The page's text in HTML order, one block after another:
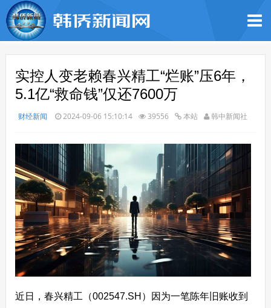
实控人变老赖春兴精工“烂账”压6年，
5.1亿“救命钱”仅还7600万
财经新闻 2024-09-06 15:10:14 39556 本站 韩中新闻社
近日，春兴精工（002547.SH）因为一笔陈年旧账收到